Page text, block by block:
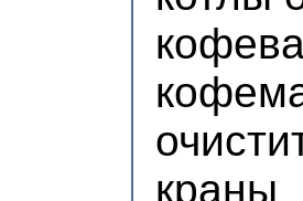
краны